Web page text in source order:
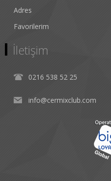
Adres
Favorilerim
İletişim
0216 538 52 25
info@cermixclub.com